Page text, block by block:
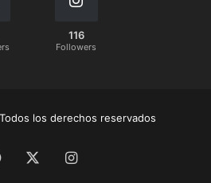
116
Followers
los derechos reservados
Facebook Instagram